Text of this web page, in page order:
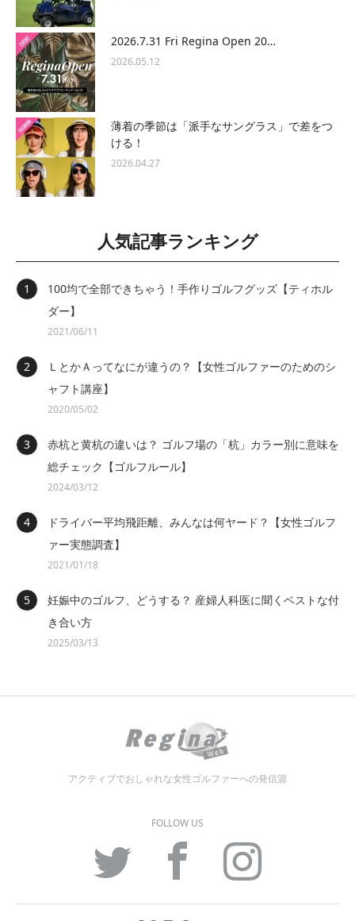
2026.7.31 Fri Regina Open 20…
2026.05.12
薄着の季節は「派手なサングラス」で差をつ
ける！
2026.04.27
人気記事ランキング
100均で全部できちゃう！手作りゴルフグッズ【ティホル
ダー】
2021/06/11
ＬとかＡってなにが違うの？【女性ゴルファーのためのシ
ャフト講座】
2020/05/02
赤杭と黄杭の違いは？ ゴルフ場の「杭」カラー別に意味を
総チェック【ゴルフルール】
2024/03/12
ドライバー平均飛距離、みんなは何ヤード？【女性ゴルフ
ァー実態調査】
2021/01/18
妊娠中のゴルフ、どうする？ 産婦人科医に聞くベストな付
き合い方
2025/03/13
アクティブでおしゃれな女性ゴルファーへの発信源
FOLLOW US
Facebook Instagram